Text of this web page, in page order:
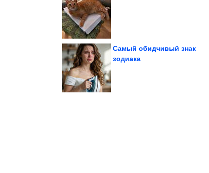
Самый обидчивый знак
зодиака